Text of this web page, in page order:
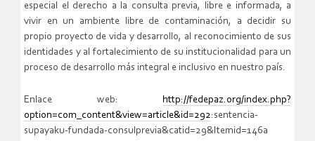
especial el derecho a la consulta previa, libre e informada, a
vivir en un ambiente libre de contaminación, a decidir su
propio proyecto de vida y desarrollo, al reconocimiento de sus
identidades y al fortalecimiento de su institucionalidad para un
proceso de desarrollo más integral e inclusivo en nuestro país.
Enlace web: http://fedepaz.org/index.php?
option=com_content&view=article&id=292:sentencia-
supayaku-fundada-consulprevia&catid=29&Itemid=146a